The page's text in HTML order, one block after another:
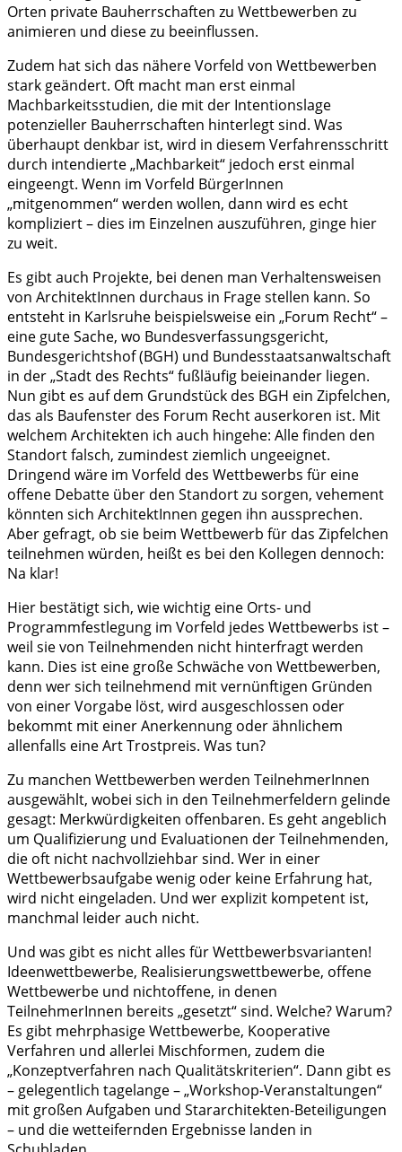
Orten private Bauherrschaften zu Wettbewerben zu
animieren und diese zu beeinflussen.
Zudem hat sich das nähere Vorfeld von Wettbewerben
stark geändert. Oft macht man erst einmal
Machbarkeitsstudien, die mit der Intentionslage
potenzieller Bauherrschaften hinterlegt sind. Was
überhaupt denkbar ist, wird in diesem Verfahrensschritt
durch intendierte „Machbarkeit“ jedoch erst einmal
eingeengt. Wenn im Vorfeld BürgerInnen
„mitgenommen“ werden wollen, dann wird es echt
kompliziert – dies im Einzelnen auszuführen, ginge hier
zu weit.
Es gibt auch Projekte, bei denen man Verhaltensweisen
von ArchitektInnen durchaus in Frage stellen kann. So
entsteht in Karlsruhe beispielsweise ein „Forum Recht“ –
eine gute Sache, wo Bundesverfassungsgericht,
Bundesgerichtshof (BGH) und Bundesstaatsanwaltschaft
in der „Stadt des Rechts“ fußläufig beieinander liegen.
Nun gibt es auf dem Grundstück des BGH ein Zipfelchen,
das als Baufenster des Forum Recht auserkoren ist. Mit
welchem Architekten ich auch hingehe: Alle finden den
Standort falsch, zumindest ziemlich ungeeignet.
Dringend wäre im Vorfeld des Wettbewerbs für eine
offene Debatte über den Standort zu sorgen, vehement
könnten sich ArchitektInnen gegen ihn aussprechen.
Aber gefragt, ob sie beim Wettbewerb für das Zipfelchen
teilnehmen würden, heißt es bei den Kollegen dennoch:
Na klar!
Hier bestätigt sich, wie wichtig eine Orts- und
Programmfestlegung im Vorfeld jedes Wettbewerbs ist –
weil sie von Teilnehmenden nicht hinterfragt werden
kann. Dies ist eine große Schwäche von Wettbewerben,
denn wer sich teilnehmend mit vernünftigen Gründen
von einer Vorgabe löst, wird ausgeschlossen oder
bekommt mit einer Anerkennung oder ähnlichem
allenfalls eine Art Trostpreis. Was tun?
Zu manchen Wettbewerben werden TeilnehmerInnen
ausgewählt, wobei sich in den Teilnehmerfeldern gelinde
gesagt: Merkwürdigkeiten offenbaren. Es geht angeblich
um Qualifizierung und Evaluationen der Teilnehmenden,
die oft nicht nachvollziehbar sind. Wer in einer
Wettbewerbsaufgabe wenig oder keine Erfahrung hat,
wird nicht eingeladen. Und wer explizit kompetent ist,
manchmal leider auch nicht.
Und was gibt es nicht alles für Wettbewerbsvarianten!
Ideenwettbewerbe, Realisierungswettbewerbe, offene
Wettbewerbe und nichtoffene, in denen
TeilnehmerInnen bereits „gesetzt“ sind. Welche? Warum?
Es gibt mehrphasige Wettbewerbe, Kooperative
Verfahren und allerlei Mischformen, zudem die
„Konzeptverfahren nach Qualitätskriterien“. Dann gibt es
– gelegentlich tagelange – „Workshop-Veranstaltungen“
mit großen Aufgaben und Stararchitekten-Beteiligungen
– und die wetteifernden Ergebnisse landen in